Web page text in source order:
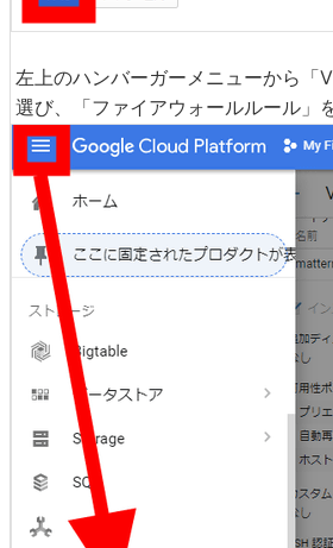
左上のハンバーガーメニューから「
選び、「ファイアウォールルール」